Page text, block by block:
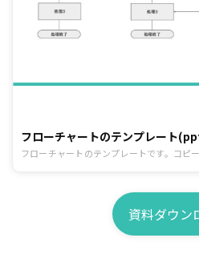
フローチャートのテンプレート
フローチャートのテンプレートです。コピ
資料ダウン